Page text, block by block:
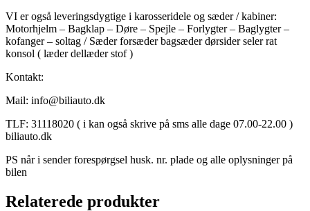
VI er også leveringsdygtige i karosseridele og sæder / kabiner:
Motorhjelm – Bagklap – Døre – Spejle – Forlygter – Baglygter –
kofanger – soltag / Sæder forsæder bagsæder dørsider seler rat
konsol ( læder dellæder stof )
Kontakt:
Mail: info@biliauto.dk
TLF: 31118020 ( i kan også skrive på sms alle dage 07.00-22.00 )
biliauto.dk
PS når i sender forespørgsel husk. nr. plade og alle oplysninger på
bilen
Relaterede produkter